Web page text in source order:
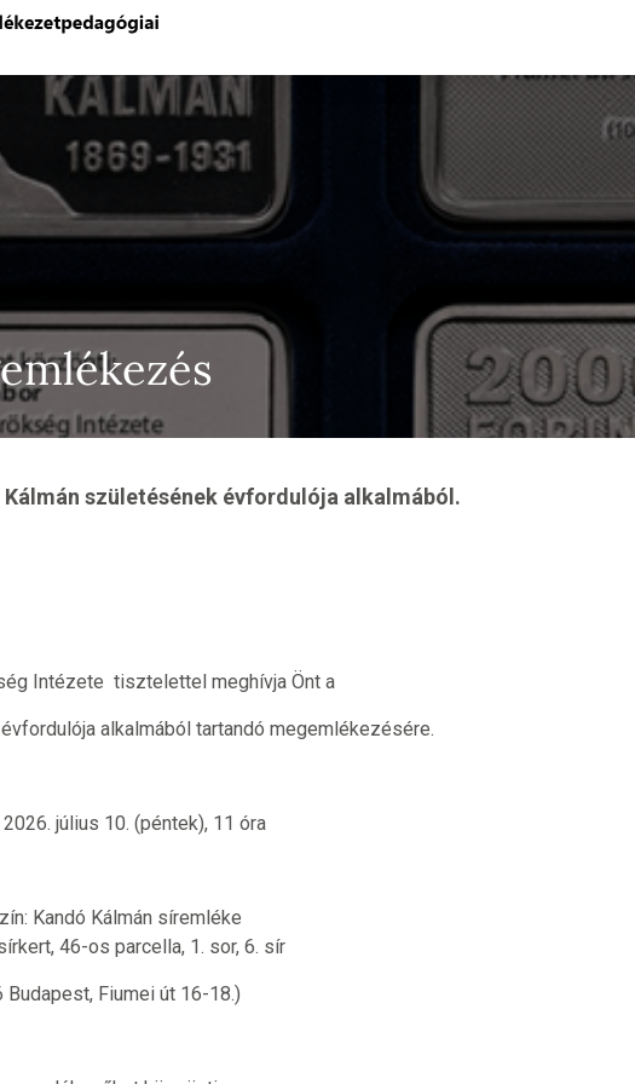
születésének évfordulója alkalmából.
Intézete tisztelettel meghívja Önt a
alkalmából tartandó megemlékezésére.
július 10. (péntek), 11 óra
Kandó Kálmán síremléke
46-os parcella, 1. sor, 6. sír
Budapest, Fiumei út 16-18.)